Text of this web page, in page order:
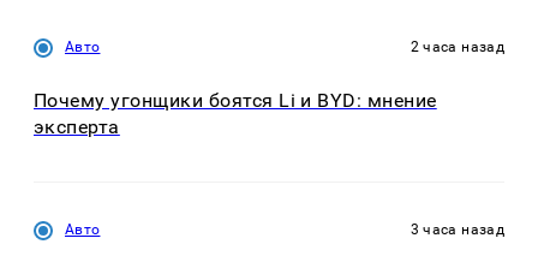
Авто 2 часа назад
Почему угонщики боятся Li и BYD: мнение
эксперта
Авто 3 часа назад